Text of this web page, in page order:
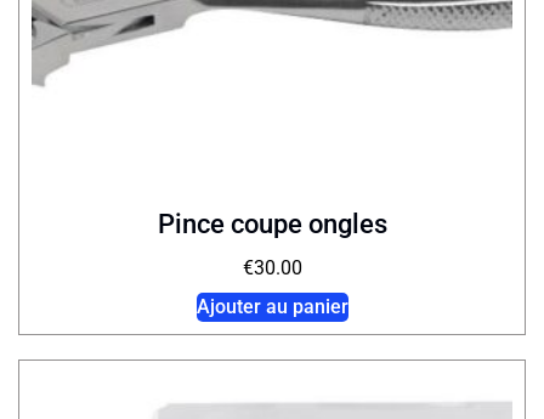
Pince coupe ongles
€30.00
Ajouter au panier